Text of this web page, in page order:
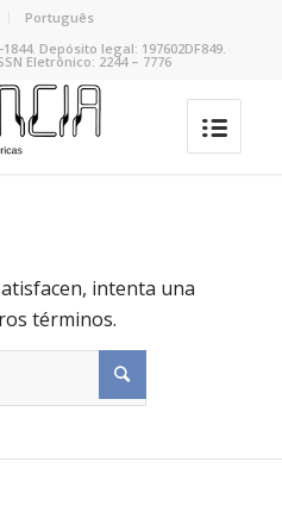
Português
Depósito legal: 197602DF849.
Eletrônico: 2244 – 7776
intenta una
términos.